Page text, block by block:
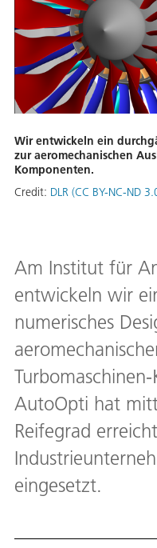
Wir entwickeln ein
zur aeromechanischen
Komponenten.
Credit: DLR (CC BY-NC-ND
Am Institut für
entwickeln wir
numerisches
AutoOpti hat
Reifegrad
eingesetzt.